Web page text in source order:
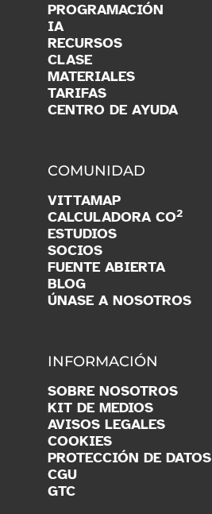
PROGRAMACIÓN
IA
RECURSOS
CLASE
MATERIALES
TARIFAS
CENTRO DE AYUDA
COMUNIDAD
VITTAMAP
CALCULADORA CO2
ESTUDIOS
SOCIOS
FUENTE ABIERTA
BLOG
ÚNASE A NOSOTROS
INFORMACIÓN
SOBRE NOSOTROS
KIT DE MEDIOS
AVISOS LEGALES
COOKIES
PROTECCIÓN DE DATOS
CGU
GTC